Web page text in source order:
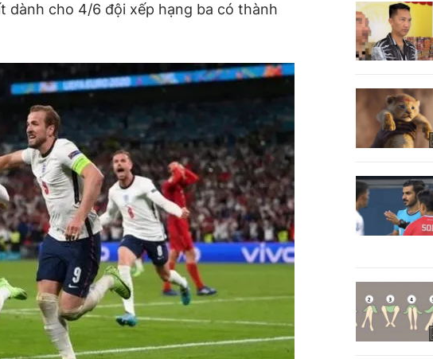
dành cho 4/6 đội xếp hạng ba có thành